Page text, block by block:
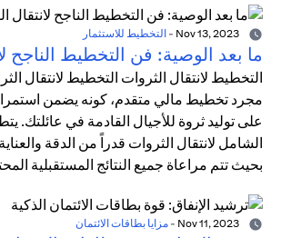
- التخطيط للاستثمار
ما بعد الوصية: فن التخطيط الناجح
التخطيط لانتقال الثروات التخطيط لانتقال
مجرد تخطيط مالي متقدم، كونه يضمن
على توليد ثروة للأجيال القادمة في عائلتك.
الشامل لانتقال الثروات قدراً من الدقة
بحيث تتم مراعاة جميع النتائج المستقبلية
- مزايا بطاقات الائتمان